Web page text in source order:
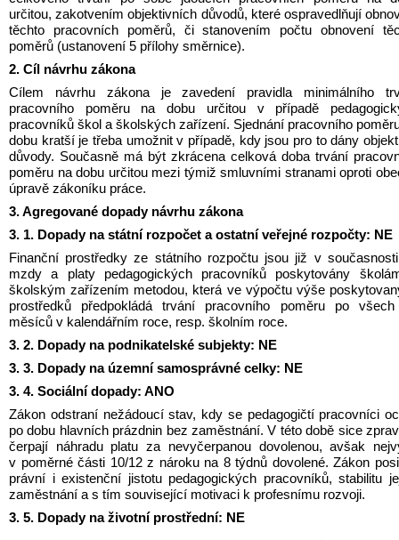
určitou, zakotvením objektivních důvodů, které ospravedlňují
těchto pracovních poměrů, či stanovením počtu obnovení
poměrů (ustanovení 5 přílohy směrnice).
2. Cíl návrhu zákona
Cílem návrhu zákona je zavedení pravidla minimálního
pracovního poměru na dobu určitou v případě
pracovníků škol a školských zařízení. Sjednání pracovního
dobu kratší je třeba umožnit v případě, kdy jsou pro to dány
důvody. Současně má být zkrácena celková doba trvání
poměru na dobu určitou mezi týmiž smluvními stranami oproti
úpravě zákoníku práce.
3. Agregované dopady návrhu zákona
3. 1. Dopady na státní rozpočet a ostatní veřejné rozpočty: NE
Finanční prostředky ze státního rozpočtu jsou již v
mzdy a platy pedagogických pracovníků poskytovány
školským zařízením metodou, která ve výpočtu výše
prostředků předpokládá trvání pracovního poměru po
měsíců v kalendářním roce, resp. školním roce.
3. 2. Dopady na podnikatelské subjekty: NE
3. 3. Dopady na územní samosprávné celky: NE
3. 4. Sociální dopady: ANO
Zákon odstraní nežádoucí stav, kdy se pedagogičtí pracovníci
po dobu hlavních prázdnin bez zaměstnání. V této době sice
čerpají náhradu platu za nevyčerpanou dovolenou, avšak
v poměrné části 10/12 z nároku na 8 týdnů dovolené. Zákon
právní i existenční jistotu pedagogických pracovníků, stabilitu
zaměstnání a s tím související motivaci k profesnímu rozvoji.
3. 5. Dopady na životní prostřední: NE